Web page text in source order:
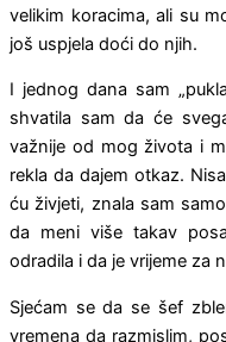
velikim koracima, ali su
još uspjela doći do njih.
I jednog dana sam
shvatila sam da će
važnije od mog života i
rekla da dajem otkaz.
ću živjeti, znala sam
da meni više takav
odradila i da je vrijeme za
Sjećam se da se šef
vremena da razmislim,